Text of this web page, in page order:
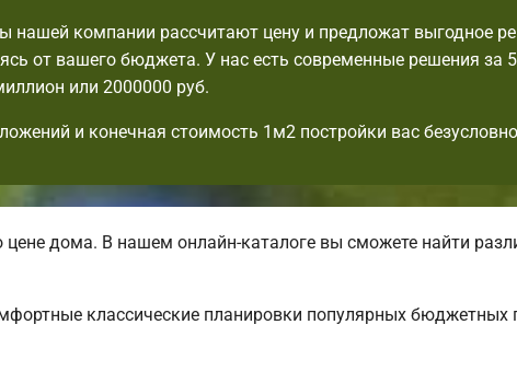
нашей компании рассчитают цену и предложат выгодное
от вашего бюджета. У нас есть современные решения за
или 2000000 руб.
и конечная стоимость 1м2 постройки вас
дома. В нашем онлайн-каталоге вы сможете найти
классические планировки популярных